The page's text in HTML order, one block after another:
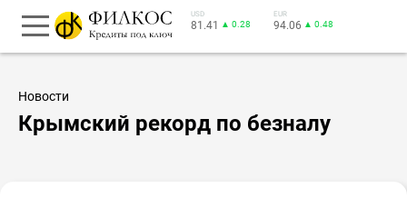
USD
81.41 ▲ 0.28
EUR
94.06 ▲ 0.48
Новости
Крымский рекорд по безналу